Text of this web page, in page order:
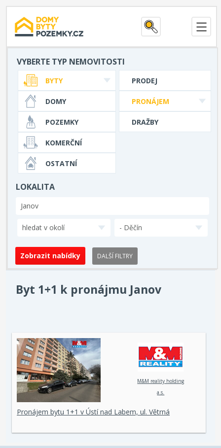
VYBERTE TYP NEMOVITOSTI
PRODEJ
PRONÁJEM
DRAŽBY
BYTY
DOMY
POZEMKY
KOMERČNÍ
OSTATNÍ
LOKALITA
hledat v okolí - Děčín
DALŠÍ FILTRY
Byt 1+1 k pronájmu Janov
M&M reality holding
a.s.
Pronájem bytu 1+1 v Ústí nad Labem, ul. Větrná